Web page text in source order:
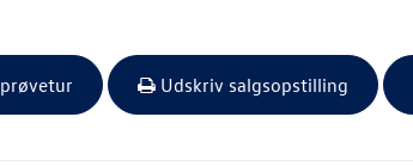
Udskriv salgsopstilling